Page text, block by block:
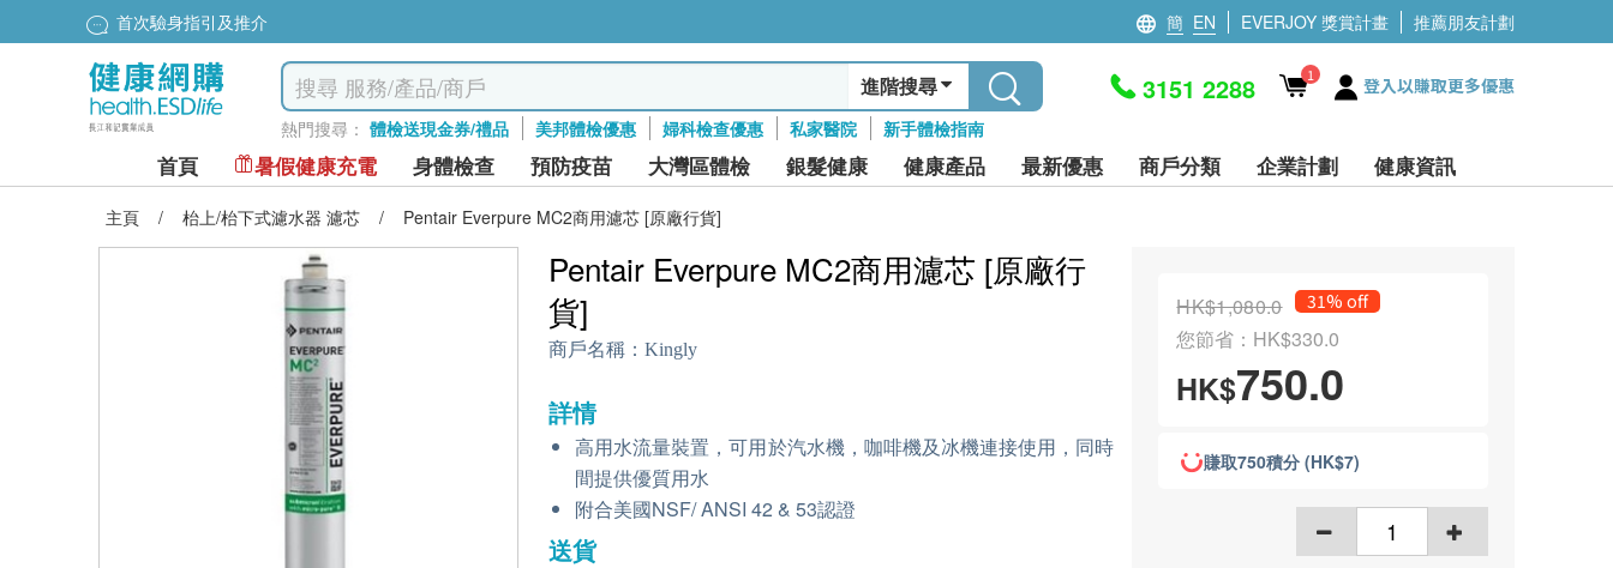
首次驗身指引及推介 簡 EN EVERJOY 獎賞計畫 推薦朋友計劃
進階搜尋
熱門搜尋： 體檢送現金券/禮品 美邦體檢優惠 婦科檢查優惠 私家醫院 新手體檢指南
3151 2288 1 登入以賺取更多優惠
首頁 暑假健康充電 身體檢查 預防疫苗 大灣區體檢 銀髮健康 健康產品 最新優惠 商戶分類 企業計劃 健康資訊
主頁 / 枱上/枱下式濾水器 濾芯 / Pentair Everpure MC2商用濾芯 [原廠行貨]
Pentair Everpure MC2商用濾芯 [原廠行
貨]
商戶名稱： Kingly
詳情
高用水流量裝置，可用於汽水機，咖啡機及冰機連接使用，同時
間提供優質用水
附合美國NSF/ ANSI 42 & 53認證
送貨
HK$1,080.0 31% off
您節省：HK$330.0
HK$750.0
賺取750積分 (HK$7)